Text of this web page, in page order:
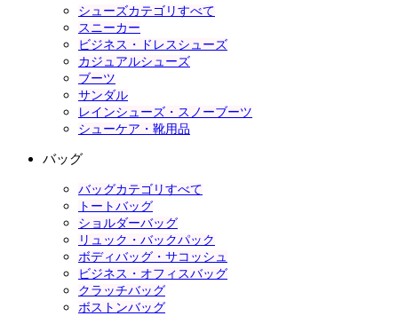
シューズカテゴリすべて
スニーカー
ビジネス・ドレスシューズ
カジュアルシューズ
ブーツ
サンダル
レインシューズ・スノーブーツ
シューケア・靴用品
バッグ
バッグカテゴリすべて
トートバッグ
ショルダーバッグ
リュック・バックパック
ボディバッグ・サコッシュ
ビジネス・オフィスバッグ
クラッチバッグ
ボストンバッグ